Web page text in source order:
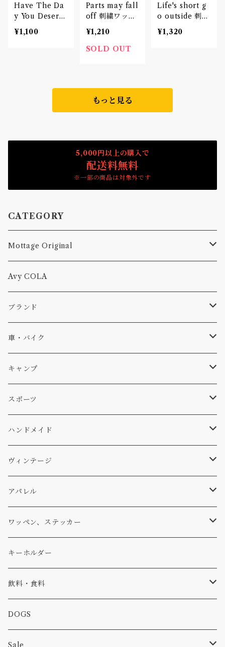
Have The Da
y You Deserv
e 刺繍ワッペン
Patch
¥1,100
Parts may fall
off 刺繍ワッペ
ン Patch
¥1,210
SOLD OUT
Life's short g
o outside 刺繍
ワッペン Patc
h
¥1,320
もっと見る
5,000円以上の購入で
配送料無料
※一部の商品は対象外です
CATEGORY
Mottage Original
Tシャツ
キャップ、ニット
ソックス
雑貨
ステッカー
バッグ
パンツ
パーカー・トレーナー
アウター
コラボ
食品
Avy COLA
ブランド
Db
サーフ
スキー
A-Frame
DOGS
WEAR
Four My Self
Ten
アメリカ軍払い下げ
...mura
車・バイク
車外
マット、シート
エアフレッシュナー
小物
ヘルメット
キャンプ
ファニチャー
キッチン
スリーピング
小物
コーヒー
焚き火
スポーツ
サーフ
スキー
ハンドメイド
ステッカー
ワッペン
小物
ヴィンテージ
ワッペン
ステッカー
小物
バイク
カー
アパレル
Tシャツ
キャップ、ニット
バッグ
小物
パンツ
ワッペン、ステッカー
ワッペン
ステッカー
ピン
キーホルダー
飲料・食料
コーヒー
食べ物
DOGS
Sale